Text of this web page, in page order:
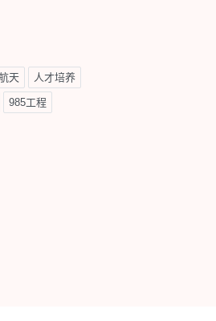
天 人才培养
985工程